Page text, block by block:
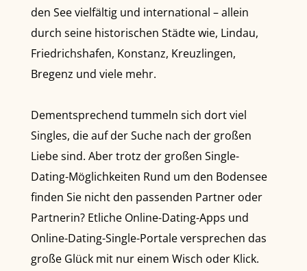
den See vielfältig und international – allein
durch seine historischen Städte wie, Lindau,
Friedrichshafen, Konstanz, Kreuzlingen,
Bregenz und viele mehr.
Dementsprechend tummeln sich dort viel
Singles, die auf der Suche nach der großen
Liebe sind. Aber trotz der großen Single-
Dating-Möglichkeiten Rund um den Bodensee
finden Sie nicht den passenden Partner oder
Partnerin? Etliche Online-Dating-Apps und
Online-Dating-Single-Portale versprechen das
große Glück mit nur einem Wisch oder Klick.